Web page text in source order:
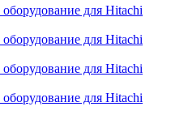
оборудование для Hitachi
оборудование для Hitachi
оборудование для Hitachi
оборудование для Hitachi